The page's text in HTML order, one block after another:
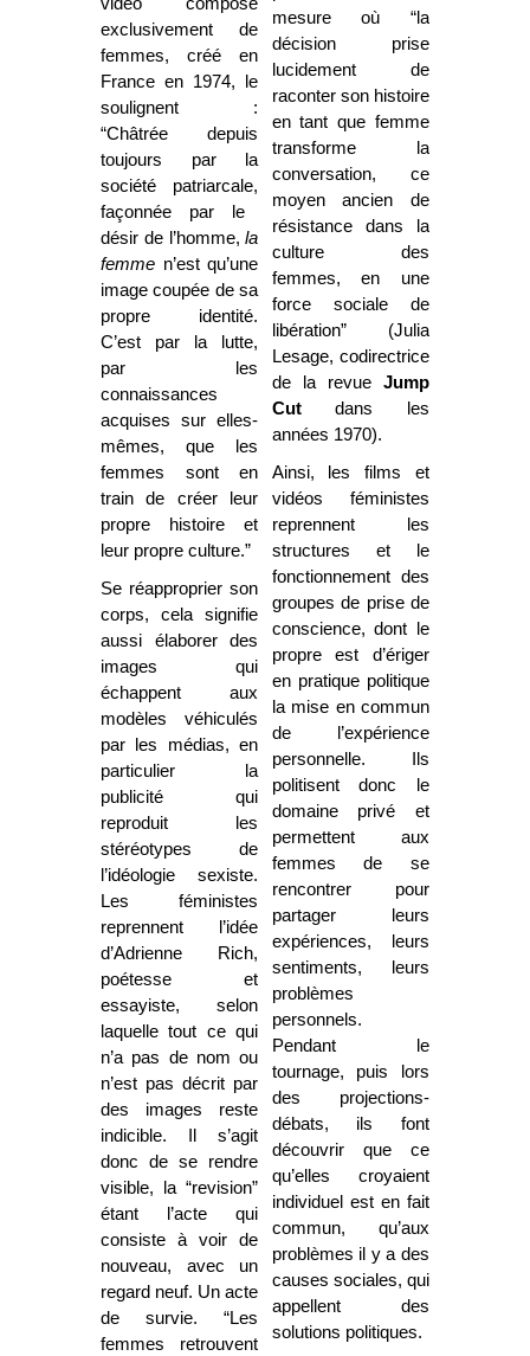
vidéo composé
exclusivement de
femmes, créé en
France en 1974, le
soulignent :
“Châtrée depuis
toujours par la
société patriarcale,
façonnée par le
désir de l’homme,la
femme n’est qu’une
image coupée de sa
propre identité.
C’est par la lutte,
par les
connaissances
acquises sur elles-
mêmes, que les
femmes sont en
train de créer leur
propre histoire et
leur propre culture.”
Se réapproprier son
corps, cela signifie
aussi élaborer des
images qui
échappent aux
modèles véhiculés
par les médias, en
particulier la
publicité qui
reproduit les
stéréotypes de
l’idéologie sexiste.
Les féministes
reprennent l’idée
d’Adrienne Rich,
poétesse et
essayiste, selon
laquelle tout ce qui
n’a pas de nom ou
n’est pas décrit par
des images reste
indicible. Il s’agit
donc de se rendre
visible, la “revision”
étant l’acte qui
consiste à voir de
nouveau, avec un
regard neuf. Un acte
de survie. “Les
femmes retrouvent
mesure où “la
décision prise
lucidement de
raconter son histoire
en tant que femme
transforme la
conversation, ce
moyen ancien de
résistance dans la
culture des
femmes, en une
force sociale de
libération” (Julia
Lesage, codirectrice
de la revue Jump
Cutdans les
années 1970).
Ainsi, les films et
vidéos féministes
reprennent les
structures et le
fonctionnement des
groupes de prise de
conscience, dont le
propre est d’ériger
en pratique politique
la mise en commun
de l’expérience
personnelle. Ils
politisent donc le
domaine privé et
permettent aux
femmes de se
rencontrer pour
partager leurs
expériences, leurs
sentiments, leurs
problèmes
personnels.
Pendant le
tournage, puis lors
des projections-
débats, ils font
découvrir que ce
qu’elles croyaient
individuel est en fait
commun, qu’aux
problèmes il y a des
causes sociales, qui
appellent des
solutions politiques.